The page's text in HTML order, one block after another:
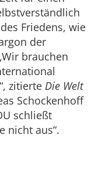
Friedens, wie
der
brauchen
zitierte Die Welt
Schockenhoff
schließt
nicht aus“.